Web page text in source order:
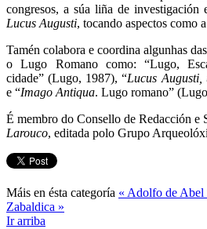
congresos, a súa liña de investigación
Lucus Augusti, tocando aspectos como
Tamén colabora e coordina algunhas
o Lugo Romano como: “Lugo,
cidade” (Lugo, 1987), “Lucus Augusti,
e “Imago Antiqua. Lugo romano”
É membro do Consello de Redacción e
Larouco, editada polo Grupo
Máis en ésta categoría « Adolfo de Abel
Zabaldica »
Ir arriba